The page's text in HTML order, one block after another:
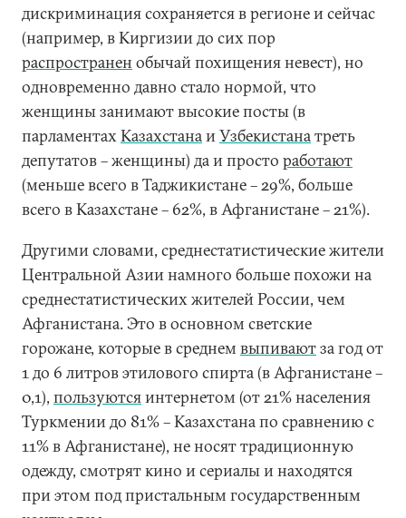
дискриминация сохраняется в регионе и сейчас
(например, в Киргизии до сих пор
распространен обычай похищения невест), но
одновременно давно стало нормой, что
женщины занимают высокие посты (в
парламентахКазахстанаиУзбекистанатреть
депутатов – женщины) да и просто работают
(меньше всего в Таджикистане – 29%, больше
всего в Казахстане – 62%, в Афганистане – 21%).
Другими словами, среднестатистические жители
Центральной Азии намного больше похожи на
среднестатистических жителей России, чем
Афганистана. Это в основном светские
горожане, которые в среднем выпиваютза год от
1 до 6 литров этилового спирта (в Афганистане –
0,1), пользуютсяинтернетом (от 21% населения
Туркмении до 81% – Казахстана по сравнению с
11% в Афганистане), не носят традиционную
одежду, смотрят кино и сериалы и находятся
при этом под пристальным государственным